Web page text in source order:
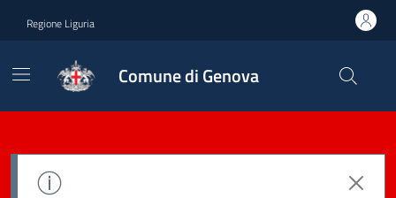
Regione Liguria
Comune di Genova